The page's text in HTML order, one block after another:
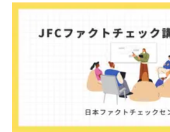
様のメールアドレスと一致しています
どうかご確認ください」などと「オン
いうリンクをクリックするよう誘導している。
警視庁の住所（東京都千代田区霞が関